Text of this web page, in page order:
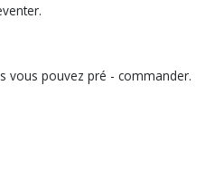
vous pouvez pré - commander.